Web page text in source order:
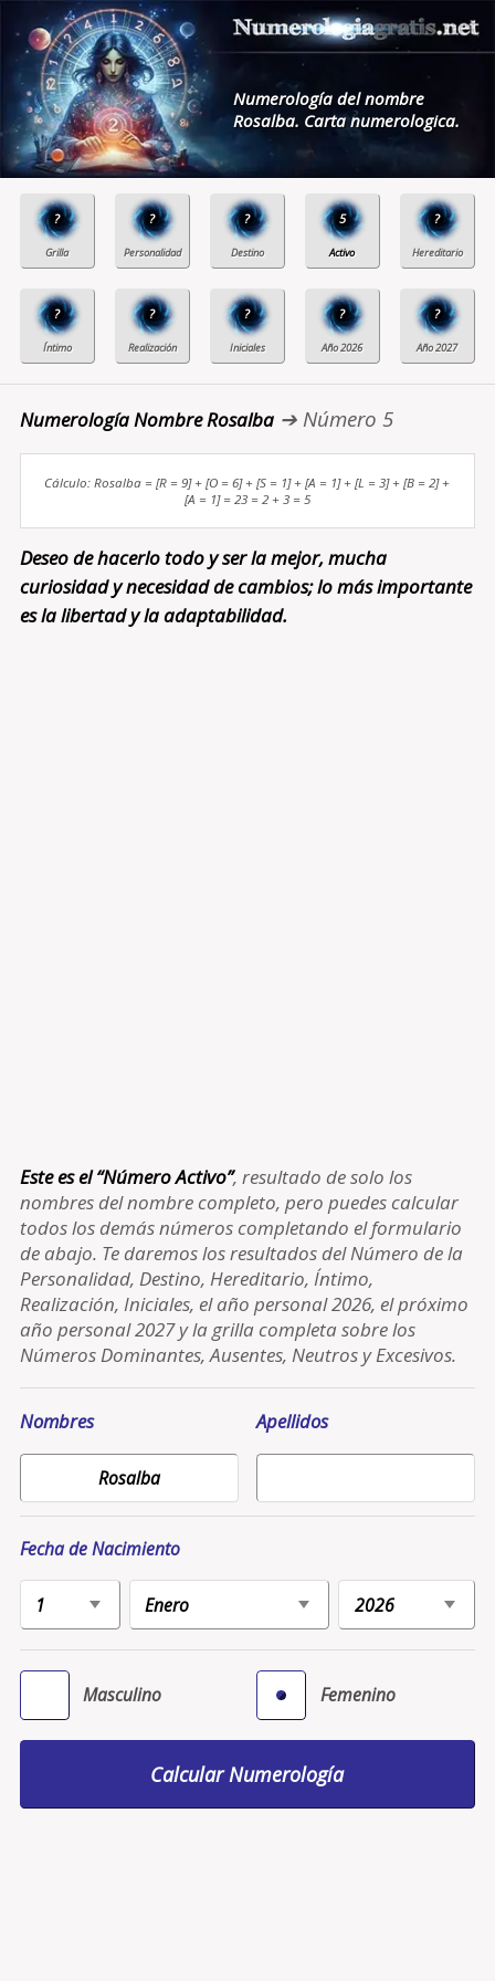
Numerología del nombre
Rosalba. Carta numerologica.
? ? ? 5 ?
? ? ? ? ?
Numerología Nombre Rosalba➔ Número 5
Cálculo: Rosalba = [R = 9] + [O = 6] + [S = 1] + [A = 1] + [L = 3] + [B = 2] +
[A = 1] = 23 = 2 + 3 = 5
Deseo de hacerlo todo y ser la mejor, mucha
curiosidad y necesidad de cambios; lo más importante
es la libertad y la adaptabilidad.
Este es el “Número Activo”, resultado de solo los
nombres del nombre completo, pero puedes calcular
todos los demás números completando el formulario
de abajo. Te daremos los resultados del Número de la
Personalidad, Destino, Hereditario, Íntimo,
Realización, Iniciales, el año personal 2026, el próximo
año personal 2027 y la grilla completa sobre los
Números Dominantes, Ausentes, Neutros y Excesivos.
Nombres Apellidos
Fecha de Nacimiento
Masculino Femenino